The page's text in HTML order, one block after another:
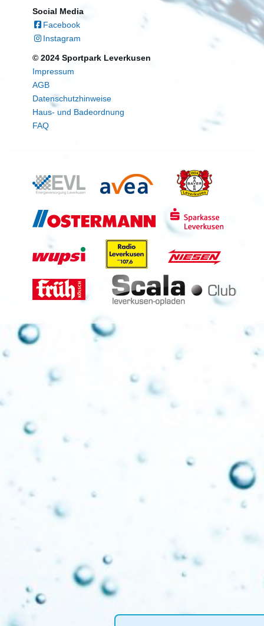
Social Media
Facebook
Instagram
© 2024 Sportpark Leverkusen
Impressum
AGB
Datenschutzhinweise
Haus- und Badeordnung
FAQ